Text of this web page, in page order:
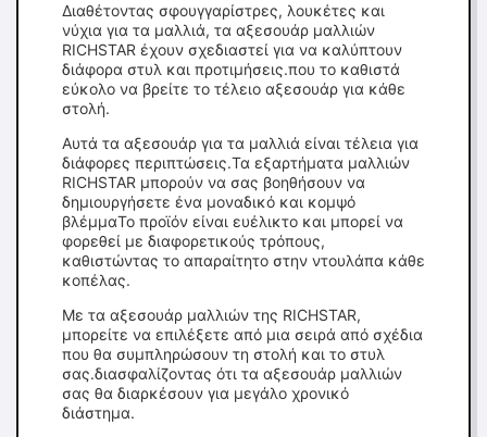
Διαθέτοντας σφουγγαρίστρες, λουκέτες και
νύχια για τα μαλλιά, τα αξεσουάρ μαλλιών
RICHSTAR έχουν σχεδιαστεί για να καλύπτουν
διάφορα στυλ και προτιμήσεις.που το καθιστά
εύκολο να βρείτε το τέλειο αξεσουάρ για κάθε
στολή.
Αυτά τα αξεσουάρ για τα μαλλιά είναι τέλεια για
διάφορες περιπτώσεις.Τα εξαρτήματα μαλλιών
RICHSTAR μπορούν να σας βοηθήσουν να
δημιουργήσετε ένα μοναδικό και κομψό
βλέμμαΤο προϊόν είναι ευέλικτο και μπορεί να
φορεθεί με διαφορετικούς τρόπους,
καθιστώντας το απαραίτητο στην ντουλάπα κάθε
κοπέλας.
Με τα αξεσουάρ μαλλιών της RICHSTAR,
μπορείτε να επιλέξετε από μια σειρά από σχέδια
που θα συμπληρώσουν τη στολή και το στυλ
σας.διασφαλίζοντας ότι τα αξεσουάρ μαλλιών
σας θα διαρκέσουν για μεγάλο χρονικό
διάστημα.